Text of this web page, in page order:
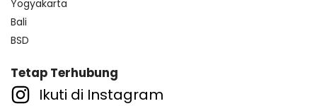
Yogyakarta
Bali
BSD
Tetap Terhubung
Ikuti di Instagram